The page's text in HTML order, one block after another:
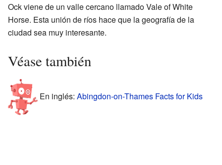
Ock viene de un valle cercano llamado Vale of White
Horse. Esta unión de ríos hace que la geografía de la
ciudad sea muy interesante.
Véase también
En inglés: Abingdon-on-Thames Facts for Kids